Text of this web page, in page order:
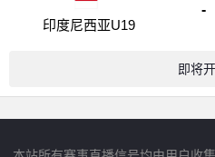
印度尼西亚U19
-
即将